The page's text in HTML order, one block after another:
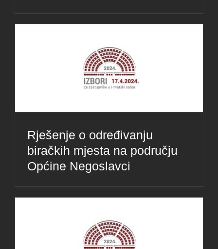
Rješenje o određivanju
biračkih mjesta na području
Općine Negoslavci